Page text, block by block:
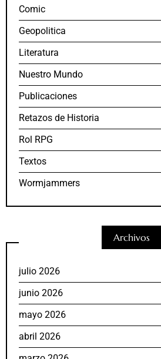
Comic
Geopolitica
Literatura
Nuestro Mundo
Publicaciones
Retazos de Historia
Rol RPG
Textos
Wormjammers
Archivos
julio 2026
junio 2026
mayo 2026
abril 2026